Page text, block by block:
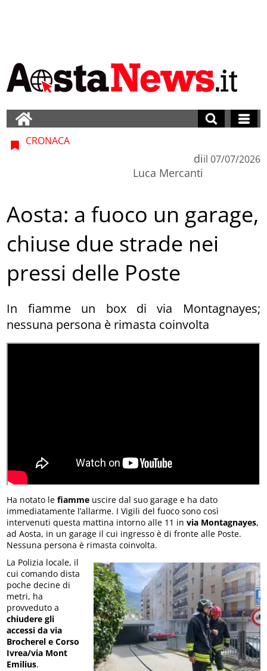
CRONACA
di
Luca Mercanti
il 07/07/2026
Aosta: a fuoco un garage,
chiuse due strade nei
pressi delle Poste
In fiamme un box di via Montagnayes;
nessuna persona è rimasta coinvolta
Ha notato lefiamme uscire dal suo garage e ha dato
immediatamente l’allarme. I Vigili del fuoco sono così
intervenuti questa mattina intorno alle 11 invia Montagnayes,
ad Aosta, in un garage il cui ingresso è di fronte alle Poste.
Nessuna persona è rimasta coinvolta.
La Polizia locale, il
cui comando dista
poche decine di
metri, ha
provveduto a
chiudere gli
accessi da via
Brocherel e Corso
Ivrea/via Mont
Emilius.